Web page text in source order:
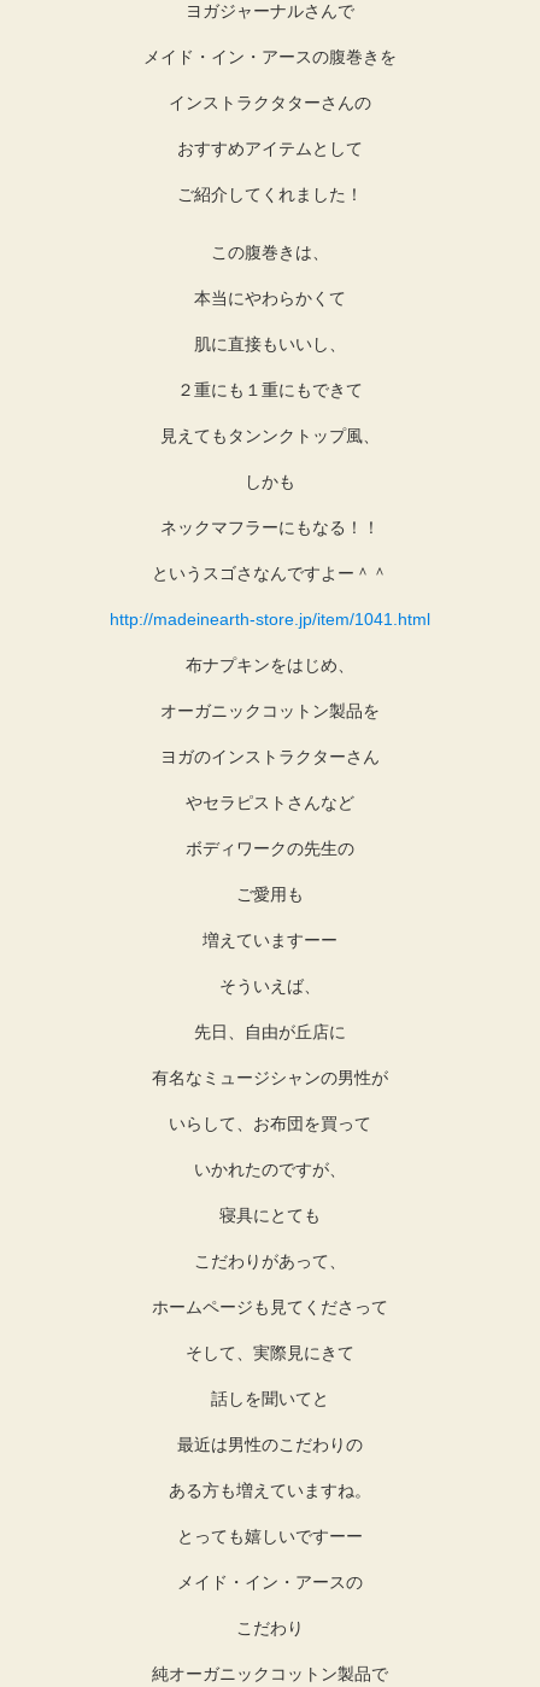
ヨガジャーナルさんで
メイド・イン・アースの腹巻きを
インストラクタターさんの
おすすめアイテムとして
ご紹介してくれました！
この腹巻きは、
本当にやわらかくて
肌に直接もいいし、
２重にも１重にもできて
見えてもタンンクトップ風、
しかも
ネックマフラーにもなる！！
というスゴさなんですよー＾＾
http://madeinearth-store.jp/item/1041.html
布ナプキンをはじめ、
オーガニックコットン製品を
ヨガのインストラクターさん
やセラピストさんなど
ボディワークの先生の
ご愛用も
増えていますーー
そういえば、
先日、自由が丘店に
有名なミュージシャンの男性が
いらして、お布団を買って
いかれたのですが、
寝具にとても
こだわりがあって、
ホームページも見てくださって
そして、実際見にきて
話しを聞いてと
最近は男性のこだわりの
ある方も増えていますね。
とっても嬉しいですーー
メイド・イン・アースの
こだわり
純オーガニックコットン製品で